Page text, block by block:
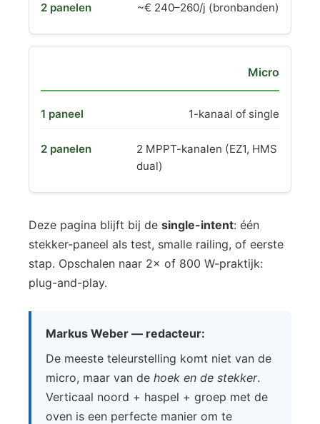
~€ 240–260/j (bronbanden)
Micro
1-kanaal of single
2 MPPT-kanalen (EZ1, HMS
dual)
Deze pagina blijft bij de single-intent: één
stekker-paneel als test, smalle railing, of eerste
stap. Opschalen naar 2× of 800 W-praktijk:
plug-and-play.
Markus Weber — redacteur:
De meeste teleurstelling komt niet van de
micro, maar van de hoek en de stekker.
Verticaal noord + haspel + groep met de
oven is een perfecte manier om te